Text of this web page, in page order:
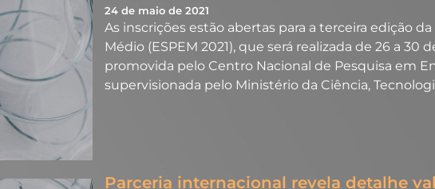
24 de maio de 2021
As inscrições estão abertas para a terceira edição
Médio (ESPEM 2021), que será realizada de 26 a
promovida pelo Centro Nacional de Pesquisa em
supervisionada pelo Ministério da Ciência,
Parceria internacional revela detalhe